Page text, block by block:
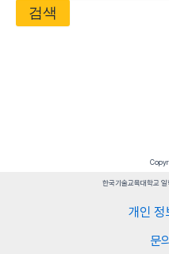
검색
한국기술교육대학교
개인 정
문